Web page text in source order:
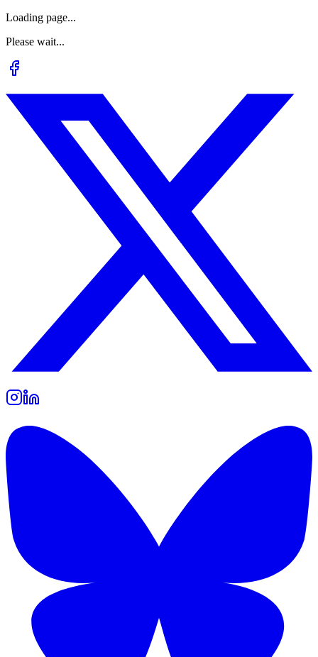
Loading page...
Please wait...